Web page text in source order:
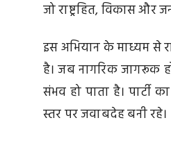
जो राष्ट्रहित, विकास और
इस अभियान के माध्यम से
है। जब नागरिक जागरूक
संभव हो पाता है। पार्टी
स्तर पर जवाबदेह बनी रहे।